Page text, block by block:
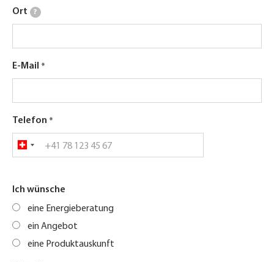
Ort ?
E-Mail
Telefon
Ich wünsche
eine Energieberatung
ein Angebot
eine Produktauskunft